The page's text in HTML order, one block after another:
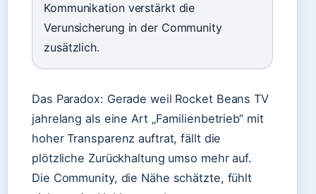
Kommunikation verstärkt die
Verunsicherung in der Community
zusätzlich.
Das Paradox: Gerade weil Rocket Beans TV
jahrelang als eine Art „Familienbetrieb“ mit
hoher Transparenz auftrat, fällt die
plötzliche Zurückhaltung umso mehr auf.
Die Community, die Nähe schätzte, fühlt